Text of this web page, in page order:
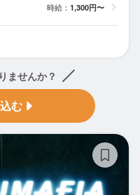
時給： 1,300円〜
ませんか？
む